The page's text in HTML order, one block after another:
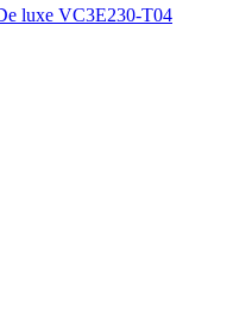
luxe VC3E230-T04